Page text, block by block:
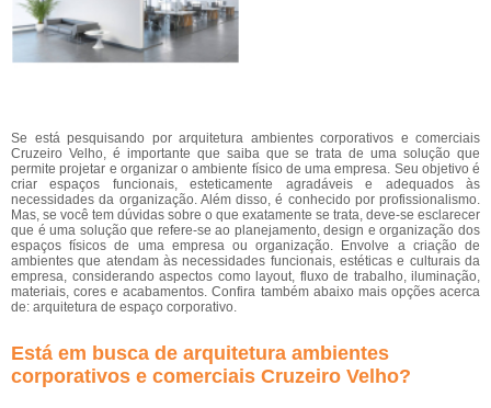
Se está pesquisando por arquitetura ambientes corporativos e comerciais
Cruzeiro Velho, é importante que saiba que se trata de uma solução que
permite projetar e organizar o ambiente físico de uma empresa. Seu objetivo é
criar espaços funcionais, esteticamente agradáveis e adequados às
necessidades da organização. Além disso, é conhecido por profissionalismo.
Mas, se você tem dúvidas sobre o que exatamente se trata, deve-se esclarecer
que é uma solução que refere-se ao planejamento, design e organização dos
espaços físicos de uma empresa ou organização. Envolve a criação de
ambientes que atendam às necessidades funcionais, estéticas e culturais da
empresa, considerando aspectos como layout, fluxo de trabalho, iluminação,
materiais, cores e acabamentos. Confira também abaixo mais opções acerca
de: arquitetura de espaço corporativo.
Está em busca de arquitetura ambientes
corporativos e comerciais Cruzeiro Velho?